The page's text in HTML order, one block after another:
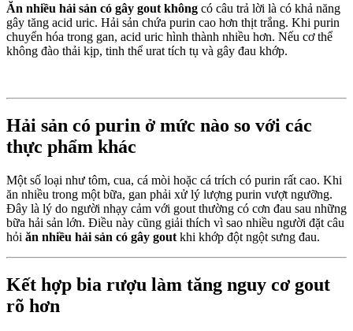
Ăn nhiều hải sản có gây gout không có câu trả lời là có khả năng
gây tăng acid uric. Hải sản chứa purin cao hơn thịt trắng. Khi purin
chuyển hóa trong gan, acid uric hình thành nhiều hơn. Nếu cơ thể
không đào thải kịp, tinh thể urat tích tụ và gây đau khớp.
Hải sản có purin ở mức nào so với các
thực phẩm khác
Một số loại như tôm, cua, cá mòi hoặc cá trích có purin rất cao. Khi
ăn nhiều trong một bữa, gan phải xử lý lượng purin vượt ngưỡng.
Đây là lý do người nhạy cảm với gout thường có cơn đau sau những
bữa hải sản lớn. Điều này cũng giải thích vì sao nhiều người đặt câu
hỏi ăn nhiều hải sản có gây gout khi khớp đột ngột sưng đau.
Kết hợp bia rượu làm tăng nguy cơ gout
rõ hơn